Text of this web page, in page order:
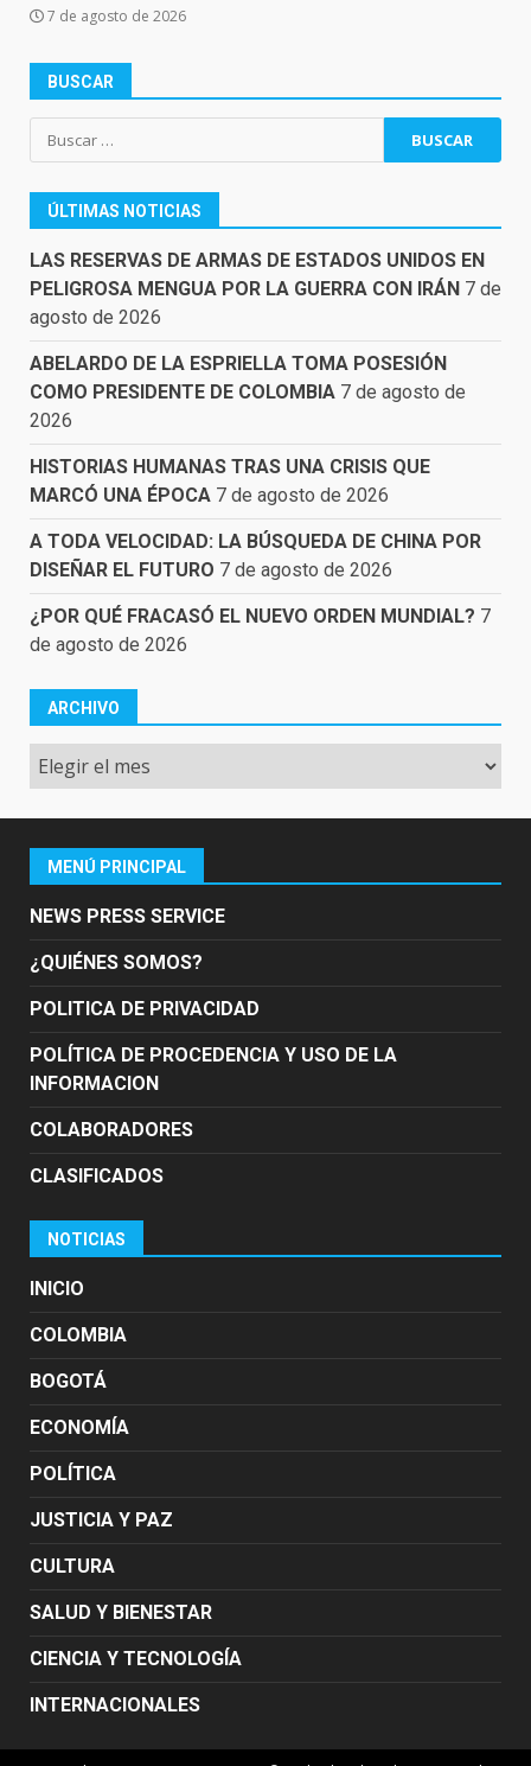
7 de agosto de 2026
BUSCAR
Buscar:
ÚLTIMAS NOTICIAS
LAS RESERVAS DE ARMAS DE ESTADOS UNIDOS EN
PELIGROSA MENGUA POR LA GUERRA CON IRÁN 7 de
agosto de 2026
ABELARDO DE LA ESPRIELLA TOMA POSESIÓN
COMO PRESIDENTE DE COLOMBIA 7 de agosto de
2026
HISTORIAS HUMANAS TRAS UNA CRISIS QUE
MARCÓ UNA ÉPOCA 7 de agosto de 2026
A TODA VELOCIDAD: LA BÚSQUEDA DE CHINA POR
DISEÑAR EL FUTURO 7 de agosto de 2026
¿POR QUÉ FRACASÓ EL NUEVO ORDEN MUNDIAL? 7
de agosto de 2026
ARCHIVO
Archivo
MENÚ PRINCIPAL
NEWS PRESS SERVICE
¿QUIÉNES SOMOS?
POLITICA DE PRIVACIDAD
POLÍTICA DE PROCEDENCIA Y USO DE LA
INFORMACION
COLABORADORES
CLASIFICADOS
NOTICIAS
INICIO
COLOMBIA
BOGOTÁ
ECONOMÍA
POLÍTICA
JUSTICIA Y PAZ
CULTURA
SALUD Y BIENESTAR
CIENCIA Y TECNOLOGÍA
INTERNACIONALES